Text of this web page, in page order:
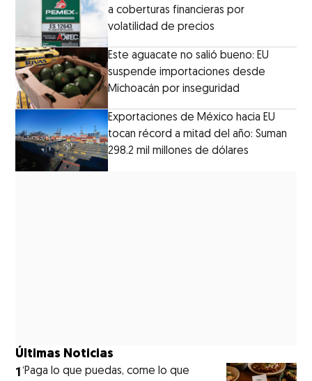
a coberturas financieras por
volatilidad de precios
Este aguacate no salió bueno: EU
suspende importaciones desde
Michoacán por inseguridad
Exportaciones de México hacia EU
tocan récord a mitad del año: Suman
298.2 mil millones de dólares
Últimas Noticias
1‘Paga lo que puedas, come lo que